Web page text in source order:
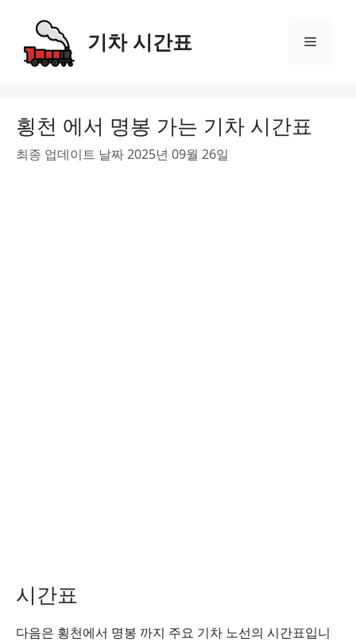
content
기차 시간표 Menu
횡천 에서 명봉 가는 기차 시간표
최종 업데이트 날짜 2025년 09월 26일
시간표
다음은 횡천에서 명봉 까지 주요 기차 노선의 시간표입니